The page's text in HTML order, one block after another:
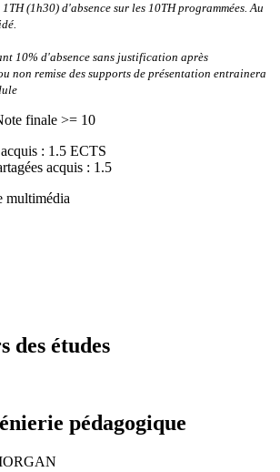
(1h30) d'absence sur les 10TH programmées.Au
10% d'absence sans justification après
non remise des supports de présentation entrainera
finale >= 10
: 1.5 ECTS
acquis : 1.5
multimédia
des études
pédagogique